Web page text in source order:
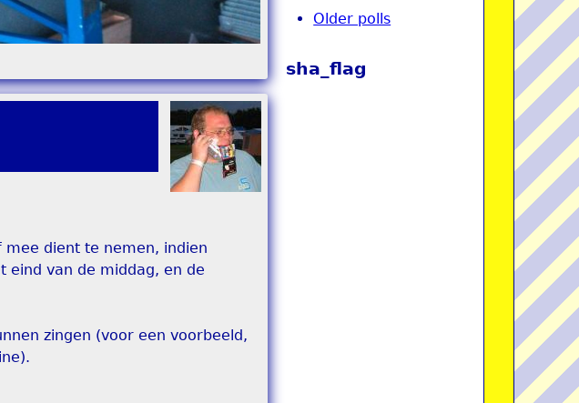
dient te nemen, indien
eind van de middag, en de
zingen (voor een voorbeeld,
Older polls
sha_flag